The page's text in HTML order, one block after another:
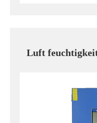
Luft